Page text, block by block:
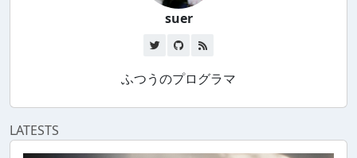
suer
ふつうのプログラマ
LATESTS